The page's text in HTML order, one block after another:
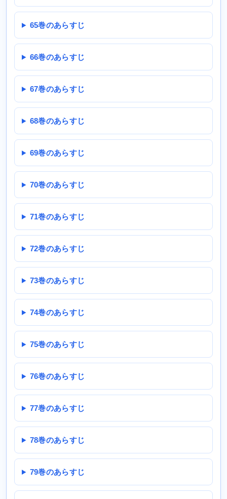
65巻のあらすじ
66巻のあらすじ
67巻のあらすじ
68巻のあらすじ
69巻のあらすじ
70巻のあらすじ
71巻のあらすじ
72巻のあらすじ
73巻のあらすじ
74巻のあらすじ
75巻のあらすじ
76巻のあらすじ
77巻のあらすじ
78巻のあらすじ
79巻のあらすじ